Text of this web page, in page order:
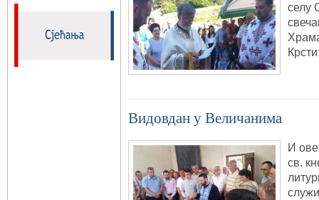
селу
Видовдан у Величанима
И
св.